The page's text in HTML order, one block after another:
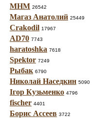
МНМ 26542
Магаз Анатолий 25449
Crakodil 17967
AD70 7743
haratoshka 7618
Spektor 7249
Рыбак 6790
Николай Наседкин 5090
Ігор Кузьменко 4796
fischer 4401
Борис Ассеев 3722